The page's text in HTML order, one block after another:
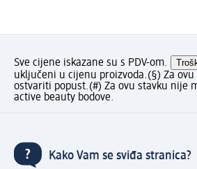
Sve cijene iskazane su s PDV-om.
uključeni u cijenu proizvoda.(§) Za
ostvariti popust.(#) Za ovu stavku nije
active beauty bodove.
Kako Vam se sviđa stranica?